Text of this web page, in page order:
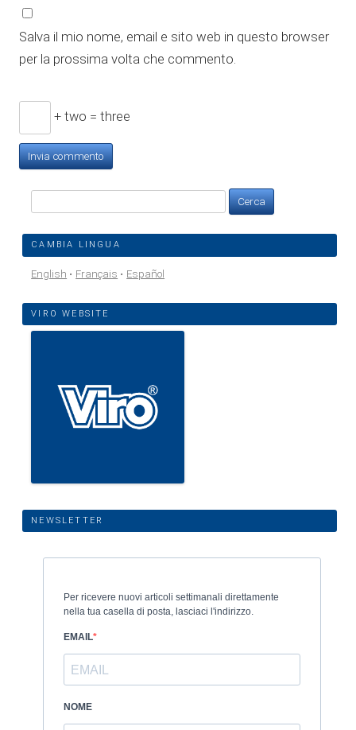
Salva il mio nome, email e sito web in questo browser
per la prossima volta che commento.
+ two = three
per:
CAMBIA LINGUA
English Français Español
VIRO WEBSITE
NEWSLETTER